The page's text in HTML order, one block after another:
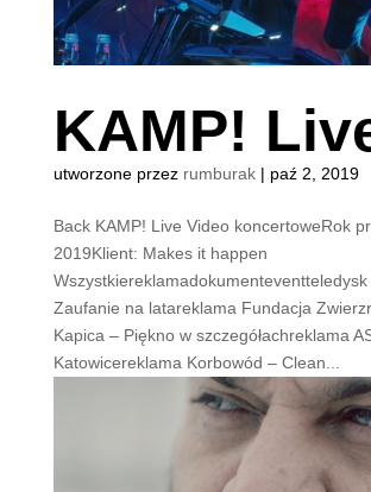
KAMP!
utworzone przez rumburak| paź 2, 2019
Back KAMP! Live Video koncertoweRok
2019Klient: Makes it happen
Zaufanie na latareklama Fundacja
Kapica – Piękno w szczegółachreklama
Katowicereklama Korbowód – Clean...